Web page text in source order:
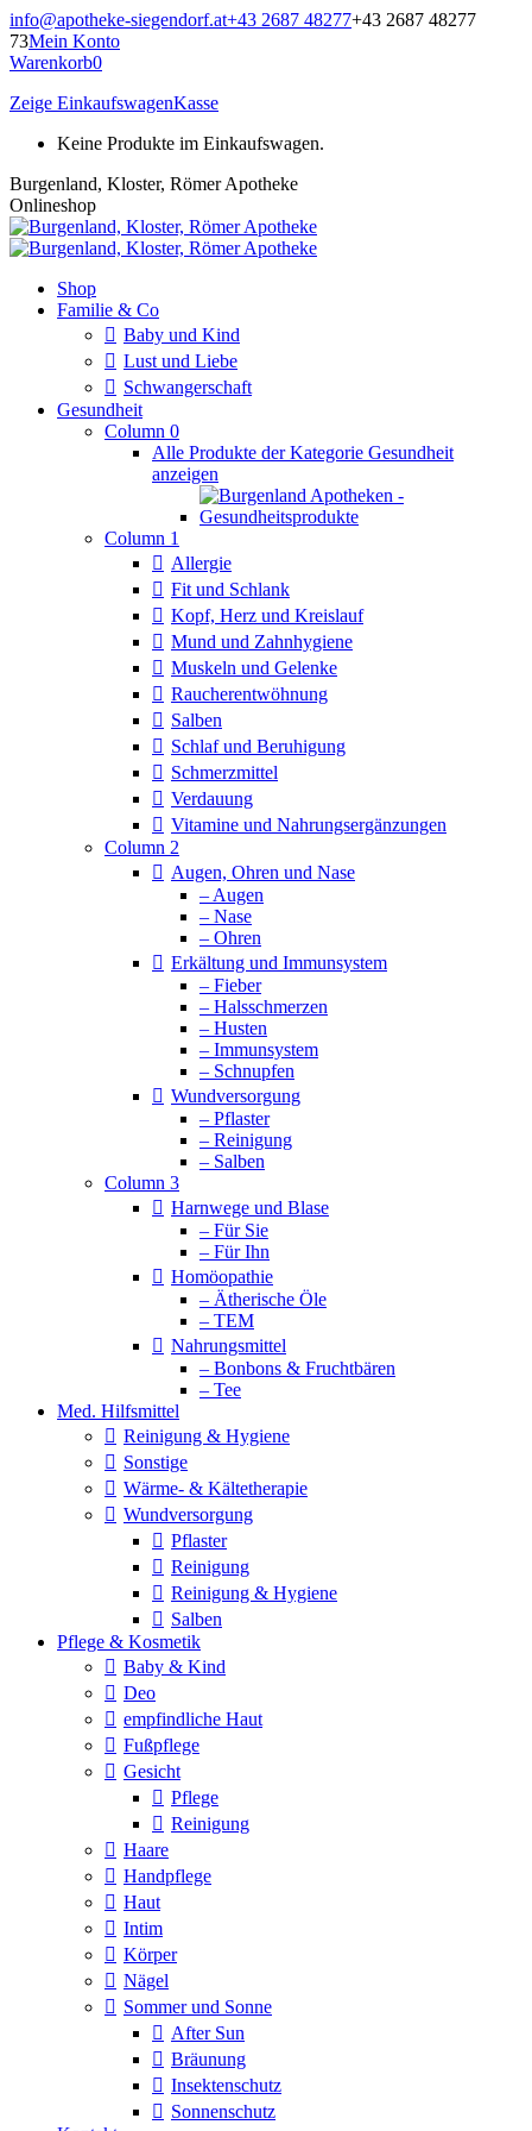
Zum
Inhalt
springen
info@apotheke-siegendorf.at+43 2687 48277+43 2687 48277
73Mein Konto
Warenkorb0
Zeige EinkaufswagenKasse
Keine Produkte im Einkaufswagen.
Burgenland, Kloster, Römer Apotheke
Onlineshop
Shop
Familie & Co
Baby und Kind
Lust und Liebe
Schwangerschaft
Gesundheit
Column 0
Alle Produkte der Kategorie Gesundheit
anzeigen
Column 1
Allergie
Fit und Schlank
Kopf, Herz und Kreislauf
Mund und Zahnhygiene
Muskeln und Gelenke
Raucherentwöhnung
Salben
Schlaf und Beruhigung
Schmerzmittel
Verdauung
Vitamine und Nahrungsergänzungen
Column 2
Augen, Ohren und Nase
– Augen
– Nase
– Ohren
Erkältung und Immunsystem
– Fieber
– Halsschmerzen
– Husten
– Immunsystem
– Schnupfen
Wundversorgung
– Pflaster
– Reinigung
– Salben
Column 3
Harnwege und Blase
– Für Sie
– Für Ihn
Homöopathie
– Ätherische Öle
– TEM
Nahrungsmittel
– Bonbons & Fruchtbären
– Tee
Med. Hilfsmittel
Reinigung & Hygiene
Sonstige
Wärme- & Kältetherapie
Wundversorgung
Pflaster
Reinigung
Reinigung & Hygiene
Salben
Pflege & Kosmetik
Baby & Kind
Deo
empfindliche Haut
Fußpflege
Gesicht
Pflege
Reinigung
Haare
Handpflege
Haut
Intim
Körper
Nägel
Sommer und Sonne
After Sun
Bräunung
Insektenschutz
Sonnenschutz